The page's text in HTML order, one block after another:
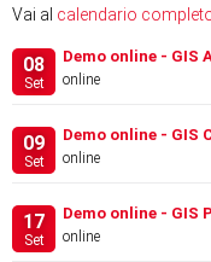
Vai al calendario
08
Set
Demo online - GIS
online
09
Set
Demo online - GIS
online
17
Set
Demo online - GIS
online